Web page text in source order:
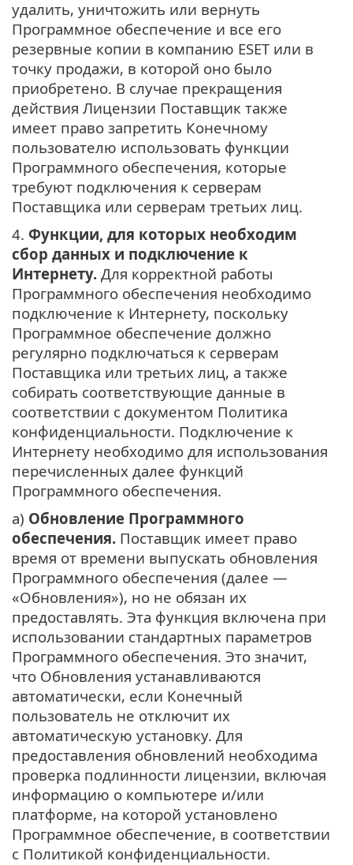
удалить, уничтожить или вернуть
Программное обеспечение и все его
резервные копии в компанию ESET или в
точку продажи, в которой оно было
приобретено. В случае прекращения
действия Лицензии Поставщик также
имеет право запретить Конечному
пользователю использовать функции
Программного обеспечения, которые
требуют подключения к серверам
Поставщика или серверам третьих лиц.
4. Функции, для которых необходим
сбор данных и подключение к
Интернету. Для корректной работы
Программного обеспечения необходимо
подключение к Интернету, поскольку
Программное обеспечение должно
регулярно подключаться к серверам
Поставщика или третьих лиц, а также
собирать соответствующие данные в
соответствии с документом Политика
конфиденциальности. Подключение к
Интернету необходимо для использования
перечисленных далее функций
Программного обеспечения.
а) Обновление Программного
обеспечения. Поставщик имеет право
время от времени выпускать обновления
Программного обеспечения (далее —
«Обновления»), но не обязан их
предоставлять. Эта функция включена при
использовании стандартных параметров
Программного обеспечения. Это значит,
что Обновления устанавливаются
автоматически, если Конечный
пользователь не отключит их
автоматическую установку. Для
предоставления обновлений необходима
проверка подлинности лицензии, включая
информацию о компьютере и/или
платформе, на которой установлено
Программное обеспечение, в соответствии
с Политикой конфиденциальности.